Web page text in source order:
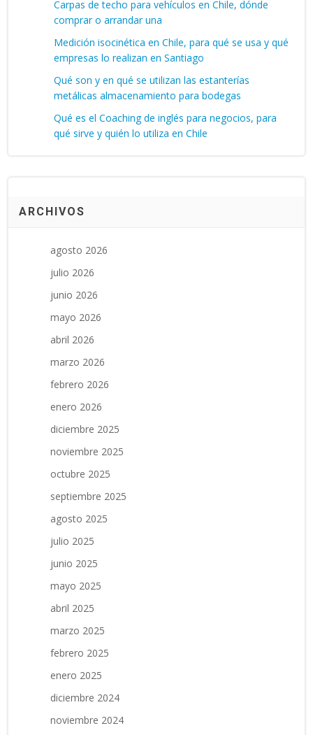
Carpas de techo para vehículos en Chile, dónde
comprar o arrandar una
Medición isocinética en Chile, para qué se usa y qué
empresas lo realizan en Santiago
Qué son y en qué se utilizan las estanterías
metálicas almacenamiento para bodegas
Qué es el Coaching de inglés para negocios, para
qué sirve y quién lo utiliza en Chile
ARCHIVOS
agosto 2026
julio 2026
junio 2026
mayo 2026
abril 2026
marzo 2026
febrero 2026
enero 2026
diciembre 2025
noviembre 2025
octubre 2025
septiembre 2025
agosto 2025
julio 2025
junio 2025
mayo 2025
abril 2025
marzo 2025
febrero 2025
enero 2025
diciembre 2024
noviembre 2024